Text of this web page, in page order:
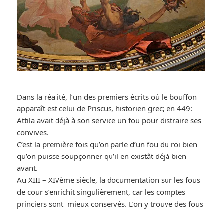
Dans la réalité, l’un des premiers écrits où le bouffon
apparaît est celui de Priscus, historien grec; en 449:
Attila avait déjà à son service un fou pour distraire ses
convives.
C’est la première fois qu’on parle d’un fou du roi bien
qu’on puisse soupçonner qu’il en existât déjà bien
avant.
Au XIII – XIVème siècle, la documentation sur les fous
de cour s’enrichit singulièrement, car les comptes
princiers sont mieux conservés. L’on y trouve des fous